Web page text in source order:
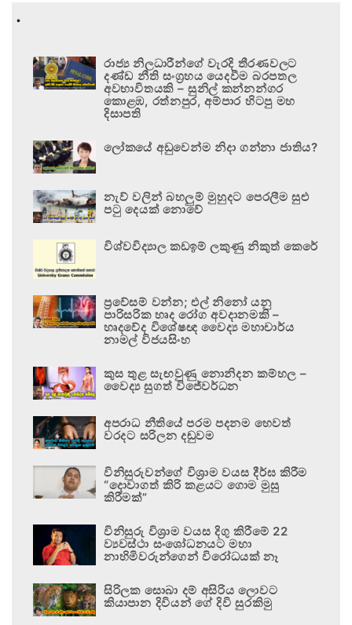
.
රාජ්‍ය නිලධාරීන්ගේ වැරදි තීරණවලට
දණ්ඩ නීති සංග්‍රහය යෙදවීම බරපතල
අවභාවිතයකි – සුනිල් කන්නන්ගර
කොළඹ, රත්නපුර, අම්පාර හිටපු මහ
දිසාපති
ලෝකයේ අඩුවෙන්ම නිදා ගන්නා ජාතිය?
නැව් වලින් බහලුම් මුහුදට පෙරලීම සුළු
පටු දෙයක් නොවේ
විශ්වවිද්‍යාල කඩඉම් ලකුණු නිකුත් කෙරේ
ප්‍රවේසම් වන්න; එල් නිනෝ යනු
පාරිසරික හෘද රෝග අවදානමකි –
හෘදවේද විශේෂඥ වෛද්‍ය මහාචාර්ය
නාමල් විජයසිංහ
කුස තුළ සැඟවුණු නොනිදන කම්හල –
වෛද්‍ය සුගත් විජේවර්ධන
අපරාධ නීතියේ පරම පදනම හෙවත්
වරදට සරිලන දඬුවම
විනිසුරුවන්ගේ විශ්‍රාම වයස දීර්ඝ කිරීම
“දොවාගත් කිරි කළයට ගොම මුසු
කිරීමක්”
විනිසුරු විශ්‍රාම වයස දිගු කිරීමේ 22
ව්‍යවස්ථා සංශෝධනයට මහා
නාහිමිවරුන්ගෙන් විරෝධයක් නෑ
සිරිලක සොබා දම් අසිරිය ලොවට
කියාපාන දිවියන් ගේ දිවි සුරකිමු